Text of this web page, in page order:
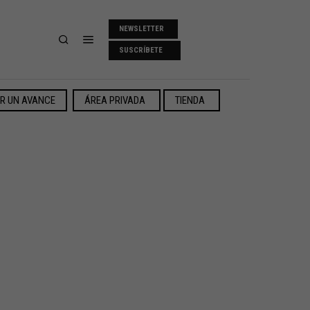
NEWSLETTER
SUSCRÍBETE
UN AVANCE ÁREA PRIVADA TIENDA